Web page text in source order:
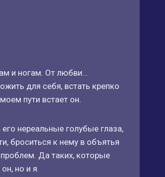
и ногам. От любви…
для себя, встать крепко
пути встает он.
нереальные голубые глаза,
броситься к нему в объятья
Да таких, которые
но и я.